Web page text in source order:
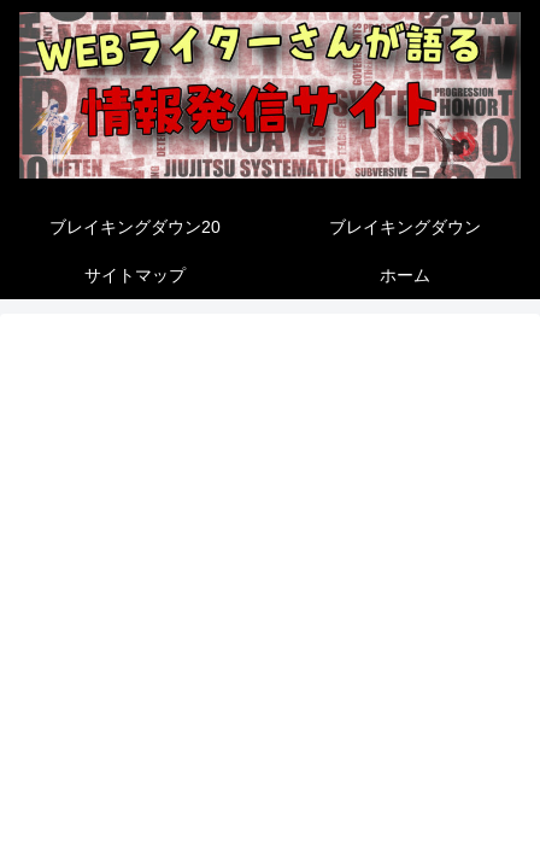
ブレイキングダウン20 ブレイキングダウン
サイトマップ ホーム